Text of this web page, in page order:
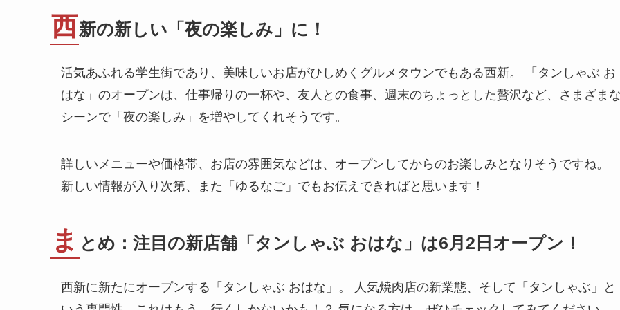
西新の新しい「夜の楽しみ」に！
活気あふれる学生街であり、美味しいお店がひしめくグルメタウンでもある西新。 「タンしゃぶ お
はな」のオープンは、仕事帰りの一杯や、友人との食事、週末のちょっとした贅沢など、さまざま
シーンで「夜の楽しみ」を増やしてくれそうです。
詳しいメニューや価格帯、お店の雰囲気などは、オープンしてからのお楽しみとなりそうですね。
新しい情報が入り次第、また「ゆるなご」でもお伝えできればと思います！
ま とめ：注目の新店舗「タンしゃぶ おはな」は6月2日オープン！
西新に新たにオープンする「タンしゃぶ おはな」。 人気焼肉店の新業態、そして「タンしゃぶ」と